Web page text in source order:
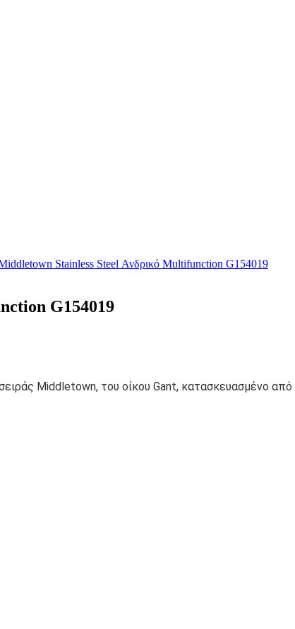
G154019
Middletown, του οίκου Gant, κατασκευασμένο